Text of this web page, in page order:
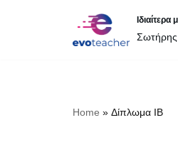
Μεταπηδήστε
Home » Δίπλωμα IB